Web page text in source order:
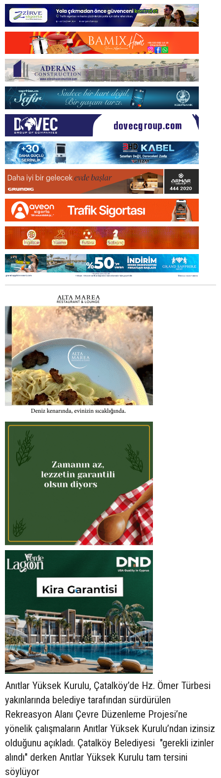
Anıtlar Yüksek Kurulu, Çatalköy’de Hz. Ömer Türbesi
yakınlarında belediye tarafından sürdürülen
Rekreasyon Alanı Çevre Düzenleme Projesi’ne
yönelik çalışmaların Anıtlar Yüksek Kurulu’ndan izinsiz
olduğunu açıkladı. Çatalköy Belediyesi "gerekli izinler
alındı" derken Anıtlar Yüksek Kurulu tam tersini
söylüyor